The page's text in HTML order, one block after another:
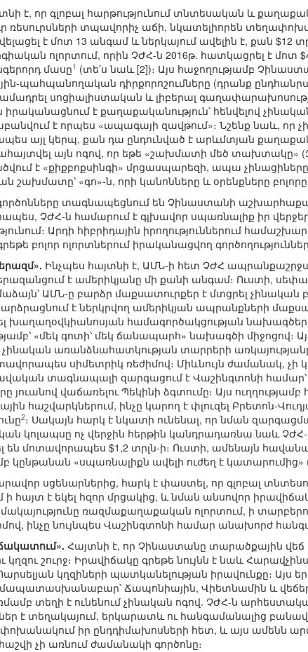
է, որ գլոբալ հարթությունում տնտեսական և
ռեսուրսների տպավորիչ աճի, նկատելիորեն
է մոտ 13 անգամ և ներկայում ավելին է, քան $12
ոլորտում, որին ՉԺՀ-ն 2016թ. հատկացրել է մոտ
մասը1 (տե՛ս նաև [2])։ Այս հաջողությամբ
պահպանողական դիրքորոշումները (դրանք
սոցիալիստական և լիբերալ
իրականացնում է քաղաքականություն՝ հենվելով
է որպես «ապագայի զավթում»։ Նշենք նաև, որ
այլ կերպ, քան դա ընդունված է արևմտյան
այն ոգով, որ եթե «շախմատի մեծ տախտակը»
է «քիքբոքսինգի» մրցասպարեզի, ապա
շախմատը՝ «գո»-ն, որի կանոնները և օրենքները բոլորը
տագնապեցնում են Չինաստանի
ՉԺՀ-ն համարում է գլխավոր սպառնալիք իր
Արդի հիբրիդային իրողություններում
բոլոր ոլորտներում իրականացվող
Ինչպես հայտնի է, ԱՄՆ-ի հետ ՉԺՀ
է ամերիկյանը մի քանի անգամ։ Ուստի,
ԱՄՆ-ը բարձր մաքսատուրքեր է մտցրել
է ներկրվող ամերիկյան ապրանքների
խաղաղօվկիանոսյան համագործակցության
«մեկ գոտի՝ մեկ ճանապարհ» նախագծի միջոցով։
առանձնահատկության տարրերի
սիմետրիկ ռեժիմով։ Միևնույն ժամանակ, չի
տագնապալի զարգացում է Վաշինգտոնի
յուանով վաճառելու Պեկինի ձգտումը։ Այս
հաշվարկներում, ինչը կարող է փլուզել Բրետոն-
2։ Սակայն հարկ է նկատի ունենալ, որ նման
կոլապսը ոչ վերջին հերթին կանդրադառնա նաև ՉԺՀ-
են մոտավորապես $1,2 տրլն-ի։ Ուստի, ամենայն
կընթանան «սպառնալիքն ավելի ուժեղ է կատարումից»
սցենարներից, հարկ է փաստել, որ գլոբալ
է եկել հզոր մրցակից, և նման անսովոր
ռազմաքաղաքական ոլորտում, ի
ինչը նույնպես Վաշինգտոնի համար անախորժ
Հայտնի է, որ Չինաստանը տարածքային վեճ
շուրջ։ Իրավիճակը գրեթե նույնն է նաև
կղզիների պատկանելության իրավունքը։ Այս
Ճապոնիային, Վիետնամին և
տեղի է ունենում չինական ոգով. ՉԺՀ-ն
է տեղակայում, երկարատև ու հանգամանալից
իր ընդդիմախոսների հետ, և այս ամենն
չի առնում ժամանակի գործոնը։